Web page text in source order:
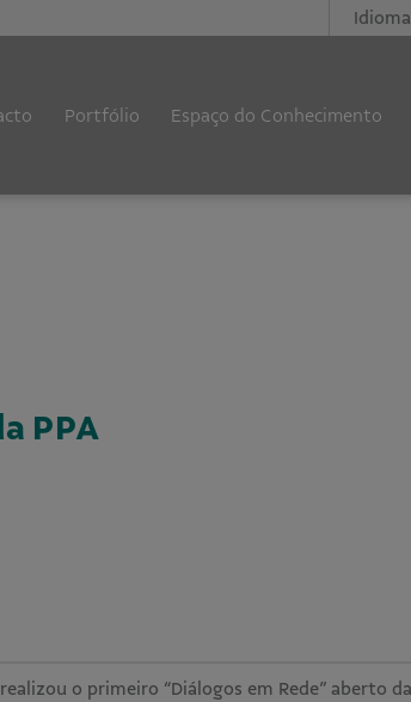
Idioma
Portfólio Espaço do Conhecimento
PPA
o primeiro “Diálogos em Rede” aberto